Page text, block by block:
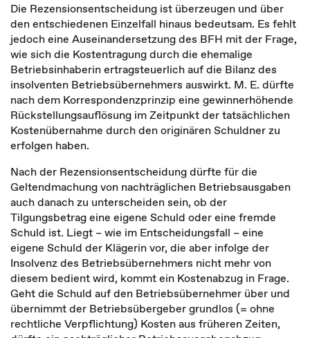
Die Rezensionsentscheidung ist überzeugen und über
den entschiedenen Einzelfall hinaus bedeutsam. Es fehlt
jedoch eine Auseinandersetzung des BFH mit der Frage,
wie sich die Kostentragung durch die ehemalige
Betriebsinhaberin ertragsteuerlich auf die Bilanz des
insolventen Betriebsübernehmers auswirkt. M. E. dürfte
nach dem Korrespondenzprinzip eine gewinnerhöhende
Rückstellungsauflösung im Zeitpunkt der tatsächlichen
Kostenübernahme durch den originären Schuldner zu
erfolgen haben.
Nach der Rezensionsentscheidung dürfte für die
Geltendmachung von nachträglichen Betriebsausgaben
auch danach zu unterscheiden sein, ob der
Tilgungsbetrag eine eigene Schuld oder eine fremde
Schuld ist. Liegt – wie im Entscheidungsfall – eine
eigene Schuld der Klägerin vor, die aber infolge der
Insolvenz des Betriebsübernehmers nicht mehr von
diesem bedient wird, kommt ein Kostenabzug in Frage.
Geht die Schuld auf den Betriebsübernehmer über und
übernimmt der Betriebsübergeber grundlos (= ohne
rechtliche Verpflichtung) Kosten aus früheren Zeiten,